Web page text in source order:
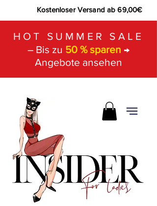
Kostenloser Versand ab 69,00€
HOT SUMMER SALE
– Bis zu 50 % sparen →
Angebote ansehen